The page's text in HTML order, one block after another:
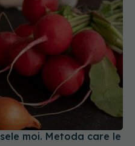
moi. Metoda care le